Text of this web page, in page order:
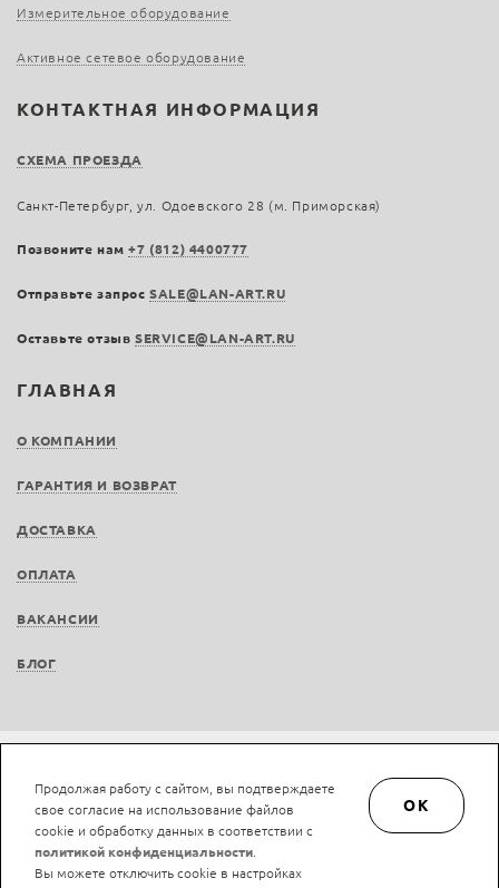
ГЛАВНАЯ
О КОМПАНИИ
ГАРАНТИЯ И ВОЗВРАТ
ДОСТАВКА
ОПЛАТА
ВАКАНСИИ
БЛОГ
Измерительное оборудование
Активное сетевое оборудование
КОНТАКТНАЯ ИНФОРМАЦИЯ
СХЕМА ПРОЕЗДА
Санкт-Петербург, ул. Одоевского 28 (м. Приморская)
Позвоните нам+7 (812) 4400777
Отправьте запросSALE@LAN-ART.RU
Оставьте отзыв SERVICE@LAN-ART.RU
Политика конфиденциальности.
Положение об обработке и защите персональных
данных.
Продолжая работу с сайтом, вы подтверждаете
свое согласие на использование файлов
cookie и обработку данных в соответствии с
политикой конфиденциальности
Вы можете отключить cookie в настройках
OK